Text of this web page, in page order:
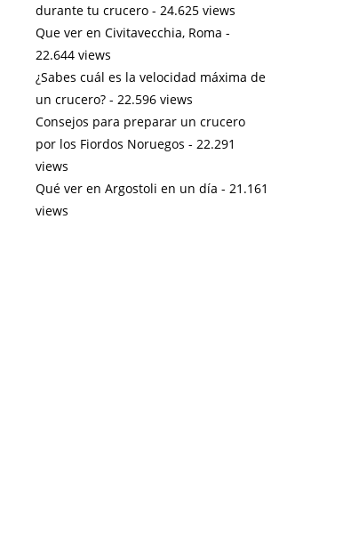
durante tu crucero- 24.625 views
Que ver en Civitavecchia, Roma -
22.644 views
¿Sabes cuál es la velocidad máxima de
un crucero?- 22.596 views
Consejos para preparar un crucero
por los Fiordos Noruegos - 22.291
views
Qué ver en Argostoli en un día - 21.161
views